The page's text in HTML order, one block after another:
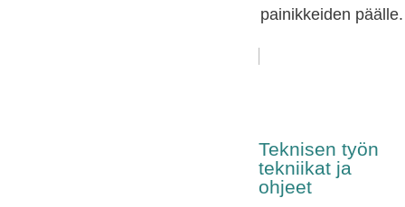
painikkeiden päälle.
Teknisen työn
tekniikat ja
ohjeet